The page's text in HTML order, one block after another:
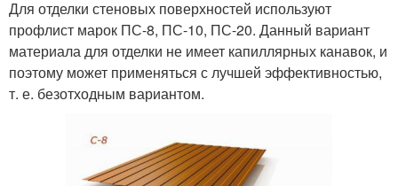
Для отделки стеновых поверхностей используют
профлист марок ПС-8, ПС-10, ПС-20. Данный вариант
материала для отделки не имеет капиллярных канавок, и
поэтому может применяться с лучшей эффективностью,
т. е. безотходным вариантом.